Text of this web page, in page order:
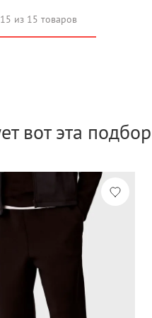
15 из 15 товаров
вот эта